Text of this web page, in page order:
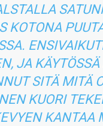
KOTONA
JA
SITÄ MITÄ
KUORI
KANTAA